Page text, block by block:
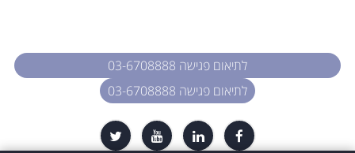
לתיאום פגישה 03-6708888
לתיאום פגישה 03-6708888